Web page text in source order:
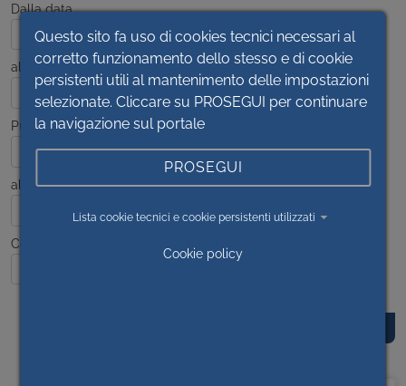
Dalla data
alla data
Pubblicato dal
al
Contenuto
Questo sito fa uso di cookies tecnici necessari al
corretto funzionamento dello stesso e di cookie
persistenti utili al mantenimento delle impostazioni
selezionate. Cliccare su PROSEGUI per continuare
la navigazione sul portale
PROSEGUI
Lista cookie tecnici e cookie persistenti utilizzati
Cookie policy